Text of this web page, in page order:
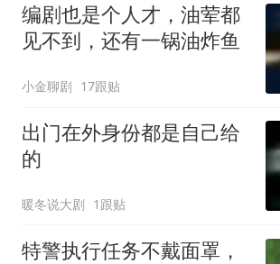
编剧也是个人才，油荤都
见不到，还有一锅油炸鱼
小金聊剧 17跟贴
出门在外身份都是自己给
的
暖冬说大剧 1跟贴
特警执行任务不戴面罩，